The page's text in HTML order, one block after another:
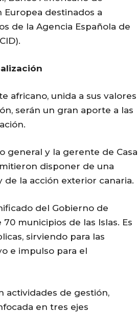
Europea destinados a
de la Agencia Española de
africano, unida a sus valores
serán un gran aporte a las
general y la gerente de Casa
disponer de una
la acción exterior canaria.
del Gobierno de
municipios de las Islas. Es
sirviendo para las
e impulso para el
actividades de gestión,
en tres ejes